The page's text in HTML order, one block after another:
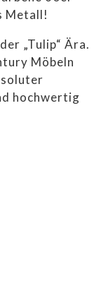
Metall!
„Tulip“ Ära.
Möbeln
hochwertig